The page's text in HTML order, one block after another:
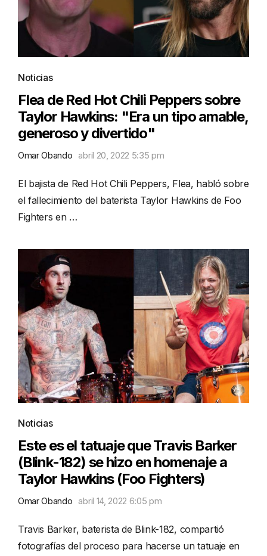
Noticias
Flea de Red Hot Chili Peppers sobre
Taylor Hawkins: "Era un tipo amable,
generoso y divertido"
Omar Obando abril 20, 2022 5:35 pm
El bajista de Red Hot Chili Peppers, Flea, habló sobre
el fallecimiento del baterista Taylor Hawkins de Foo
Fighters en …
Noticias
Este es el tatuaje que Travis Barker
(Blink-182) se hizo en homenaje a
Taylor Hawkins (Foo Fighters)
Omar Obando abril 14, 2022 6:05 pm
Travis Barker, baterista de Blink-182, compartió
fotografías del proceso para hacerse un tatuaje en